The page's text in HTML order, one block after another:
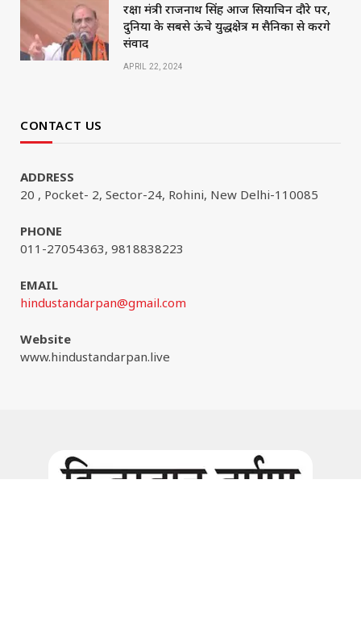
रक्षा मंत्री राजनाथ सिंह आज सियाचिन दौरे पर,
दुनिया के सबसे ऊंचे युद्धक्षेत्र में सैनिकों से करेंगे
संवाद
APRIL 22, 2024
CONTACT US
ADDRESS
20 , Pocket- 2, Sector-24, Rohini, New Delhi-110085
PHONE
011-27054363, 9818838223
EMAIL
hindustandarpan@gmail.com
Website
www.hindustandarpan.live